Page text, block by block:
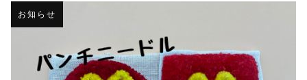
お知らせ